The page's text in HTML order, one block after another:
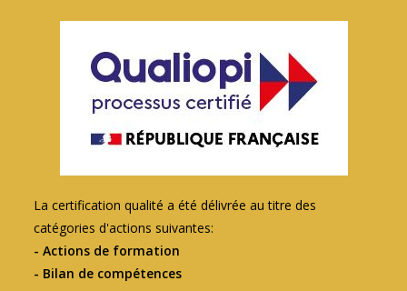
La certification qualité a été délivrée au titre des
catégories d'actions suivantes:
- Actions de formation
- Bilan de compétences